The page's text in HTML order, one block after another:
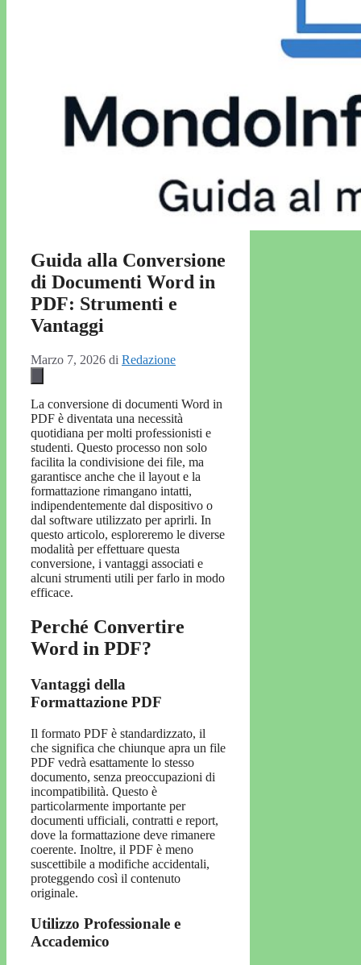
Guida alla Conversione
di Documenti Word in
PDF: Strumenti e
Vantaggi
Marzo 7, 2026 di Redazione
La conversione di documenti Word in
PDF è diventata una necessità
quotidiana per molti professionisti e
studenti. Questo processo non solo
facilita la condivisione dei file, ma
garantisce anche che il layout e la
formattazione rimangano intatti,
indipendentemente dal dispositivo o
dal software utilizzato per aprirli. In
questo articolo, esploreremo le diverse
modalità per effettuare questa
conversione, i vantaggi associati e
alcuni strumenti utili per farlo in modo
efficace.
Perché Convertire
Word in PDF?
Vantaggi della
Formattazione PDF
Il formato PDF è standardizzato, il
che significa che chiunque apra un file
PDF vedrà esattamente lo stesso
documento, senza preoccupazioni di
incompatibilità. Questo è
particolarmente importante per
documenti ufficiali, contratti e report,
dove la formattazione deve rimanere
coerente. Inoltre, il PDF è meno
suscettibile a modifiche accidentali,
proteggendo così il contenuto
originale.
Utilizzo Professionale e
Accademico